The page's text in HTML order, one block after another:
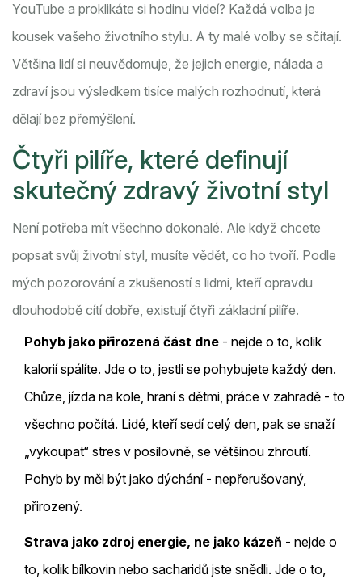
YouTube a proklikáte si hodinu videí? Každá volba je
kousek vašeho životního stylu. A ty malé volby se sčítají.
Většina lidí si neuvědomuje, že jejich energie, nálada a
zdraví jsou výsledkem tisíce malých rozhodnutí, která
dělají bez přemýšlení.
Čtyři pilíře, které definují
skutečný zdravý životní styl
Není potřeba mít všechno dokonalé. Ale když chcete
popsat svůj životní styl, musíte vědět, co ho tvoří. Podle
mých pozorování a zkušeností s lidmi, kteří opravdu
dlouhodobě cítí dobře, existují čtyři základní pilíře.
Pohyb jako přirozená část dne - nejde o to, kolik
kalorií spálíte. Jde o to, jestli se pohybujete každý den.
Chůze, jízda na kole, hraní s dětmi, práce v zahradě - to
všechno počítá. Lidé, kteří sedí celý den, pak se snaží
„vykoupat“ stres v posilovně, se většinou zhroutí.
Pohyb by měl být jako dýchání - nepřerušovaný,
přirozený.
Strava jako zdroj energie, ne jako kázeň - nejde o
to, kolik bílkovin nebo sacharidů jste snědli. Jde o to,